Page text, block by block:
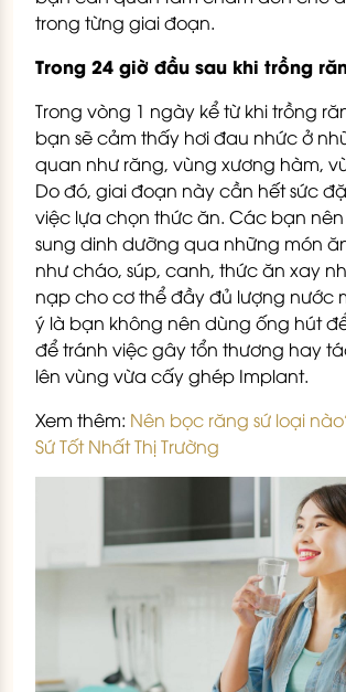
trong từng giai đoạn.
Trong 24 giờ đầu sau khi trồng
Trong vòng 1 ngày kể từ khi trồng
bạn sẽ cảm thấy hơi đau nhức ở
quan như răng, vùng xương hàm,
Do đó, giai đoạn này cần hết sức
việc lựa chọn thức ăn. Các bạn
sung dinh dưỡng qua những món
như cháo, súp, canh, thức ăn xay
nạp cho cơ thể đầy đủ lượng nước
ý là bạn không nên dùng ống hút
để tránh việc gây tổn thương hay
lên vùng vừa cấy ghép Implant.
Xem thêm: Nên bọc răng sứ loại
Sứ Tốt Nhất Thị Trường